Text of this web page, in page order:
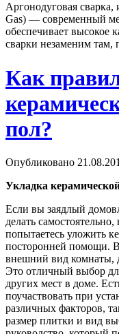
Аргонодуговая сварка,
Gas) — современный
обеспечивает высокое
сварки незаменим там,
Как
пол?
Опубликовано
Укладка
Если вы заядлый
делать
попытаетесь уложить
посторонней помощи.
внешний вид комнаты,
Это отличный выбор
других мест в доме.
поучаствовать при
различных факторов,
размер плитки и вид